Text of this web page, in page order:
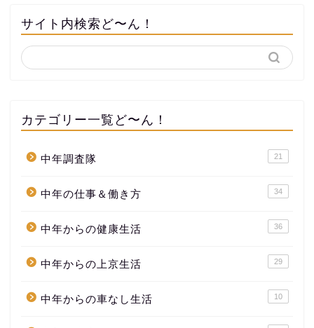
サイト内検索ど〜ん！
カテゴリー一覧ど〜ん！
中年調査隊 21
中年の仕事＆働き方 34
中年からの健康生活 36
中年からの上京生活 29
中年からの車なし生活 10